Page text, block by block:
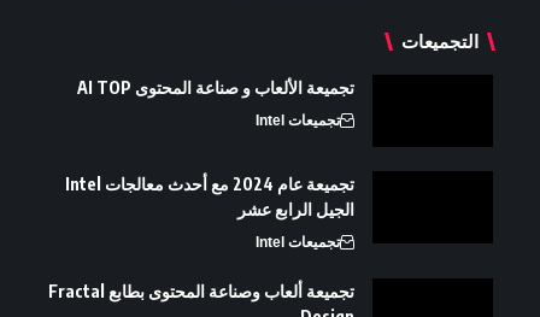
التجميعات
تجميعة الألعاب و صناعة المحتوى AI TOP
تجميعات Intel
تجميعة عام 2024 مع أحدث معالجات Intel
الجيل الرابع عشر
تجميعات Intel
تجميعة ألعاب وصناعة المحتوى بطابع Fractal